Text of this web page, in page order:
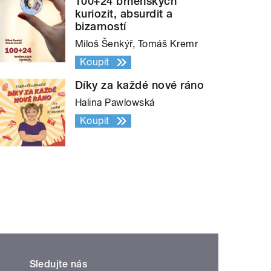
kuriozit, absurdit a
bizarností
Miloš Šenkýř, Tomáš Kremr
Koupit
Díky za každé nové ráno
Halina Pawlowská
Koupit
Sledujte nás